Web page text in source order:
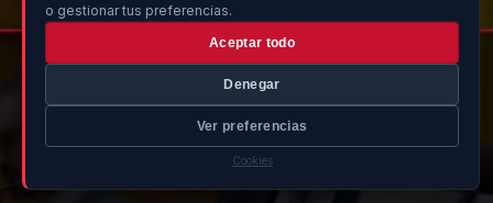
o gestionar tus preferencias.
Aceptar todo
Denegar
Ver preferencias
Cookies